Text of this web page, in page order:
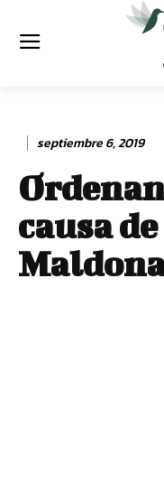
septiembre 6, 2019
causa